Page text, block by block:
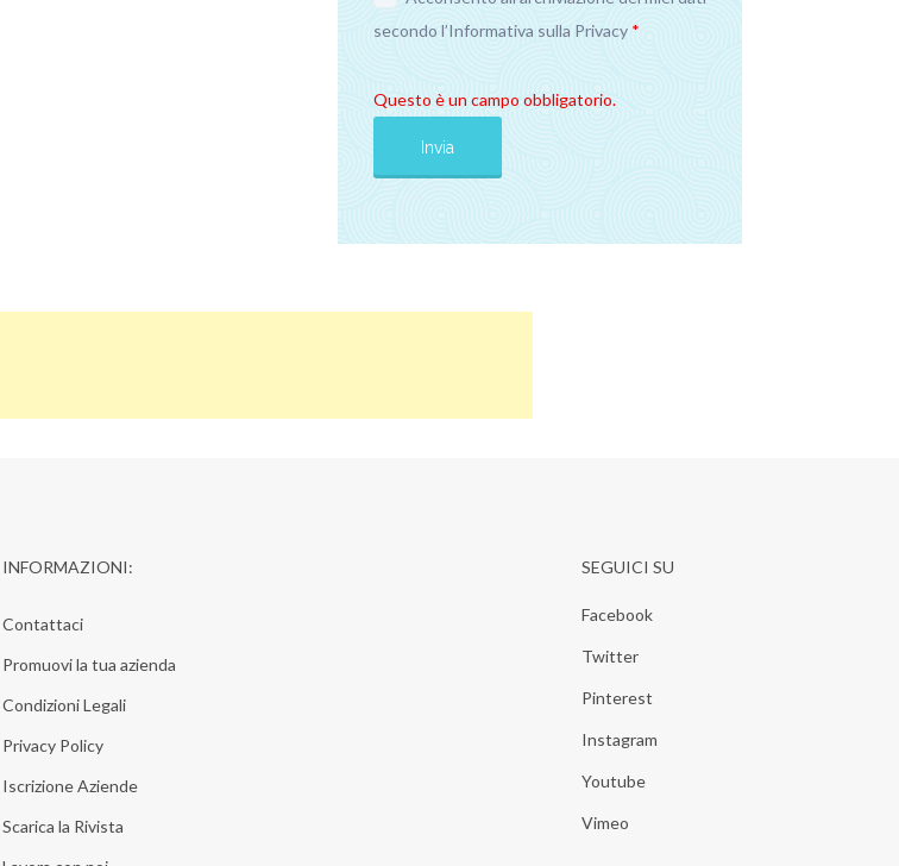
secondo l’Informativa sulla Privacy *
Questo è un campo obbligatorio.
INFORMAZIONI:
Contattaci
Promuovi la tua azienda
Condizioni Legali
Privacy Policy
Iscrizione Aziende
Scarica la Rivista
SEGUICI SU
Facebook
Twitter
Pinterest
Instagram
Youtube
Vimeo